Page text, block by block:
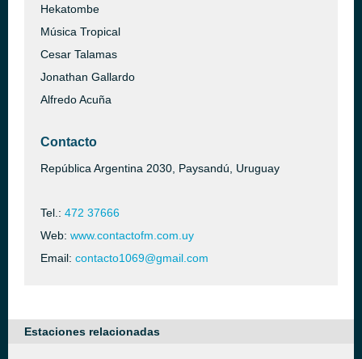
Hekatombe
Música Tropical
Cesar Talamas
Jonathan Gallardo
Alfredo Acuña
Contacto
República Argentina 2030, Paysandú, Uruguay
Tel.: 472 37666
Web: www.contactofm.com.uy
Email: contacto1069@gmail.com
Estaciones relacionadas